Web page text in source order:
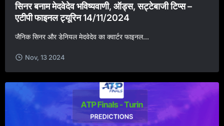
सिनर बनाम मेदवेदेव भविष्यवाणी, ऑड्स, सट्टेबाजी टिप्स –
एटीपी फाइनल ट्यूरिन 14/11/2024
जैनिक सिनर और डेनियल मेदवेदेव का क्वार्टर फाइनल...
Nov, 13 2024